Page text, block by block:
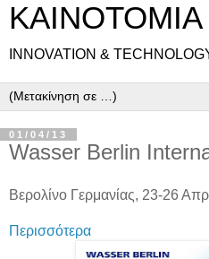
ΚΑΙΝΟΤΟΜΙΑ
INNOVATION &
01/04/13
Wasser Berlin
Βερολίνο Γερμανίας, 23-26
Περισσότερα